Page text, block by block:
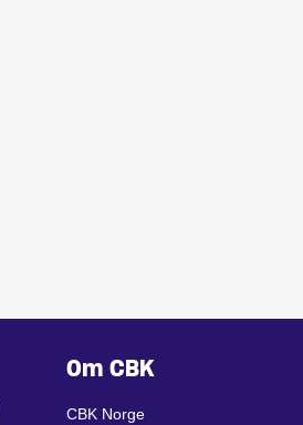
Om CBK
CBK Norge